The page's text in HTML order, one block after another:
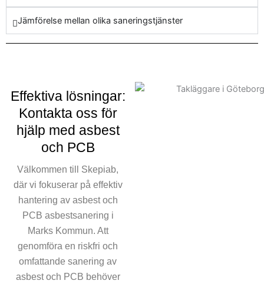
och de boendes hälsa. Vår
tjänst för asbestsanering är
och standarder genomför vi
Jämförelse mellan olika saneringstjänster
Effektiva lösningar:
Kontakta oss för
hjälp med asbest
och PCB
Välkommen till Skepiab,
där vi fokuserar på effektiv
hantering av asbest och
PCB asbestsanering i
Marks Kommun. Att
genomföra en riskfri och
omfattande sanering av
asbest och PCB behöver